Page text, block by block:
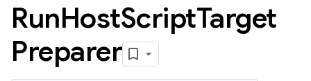
RunHostScriptTarget
Preparer